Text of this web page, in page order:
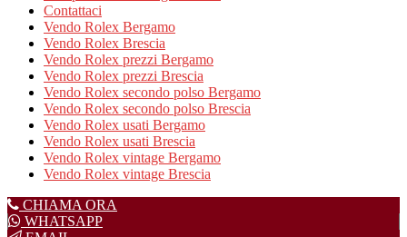
Contattaci
Vendo Rolex Bergamo
Vendo Rolex Brescia
Vendo Rolex prezzi Bergamo
Vendo Rolex prezzi Brescia
Vendo Rolex secondo polso Bergamo
Vendo Rolex secondo polso Brescia
Vendo Rolex usati Bergamo
Vendo Rolex usati Brescia
Vendo Rolex vintage Bergamo
Vendo Rolex vintage Brescia
CHIAMA ORA
WHATSAPP